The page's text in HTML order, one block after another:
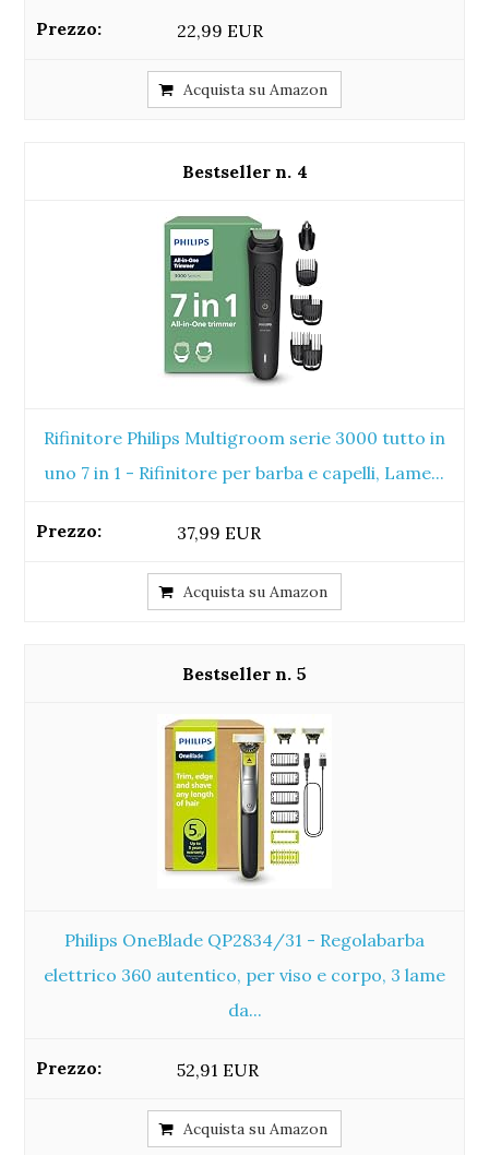
22,99 EUR
Acquista su Amazon
4
Rifinitore Philips Multigroom serie 3000 tutto in
uno 7 in 1 - Rifinitore per barba e capelli, Lame...
37,99 EUR
Acquista su Amazon
5
Philips OneBlade QP2834/31 - Regolabarba
elettrico 360 autentico, per viso e corpo, 3 lame
da...
52,91 EUR
Acquista su Amazon